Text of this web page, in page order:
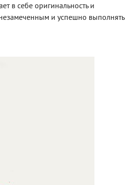
в себе оригинальность и
и успешно выполнять